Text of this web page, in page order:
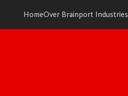
HomeOver Brainport Industries